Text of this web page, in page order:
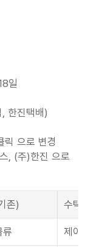
일
한진택배)
으로 변경
, (주)한진 으로
존)
수탁
류
제이